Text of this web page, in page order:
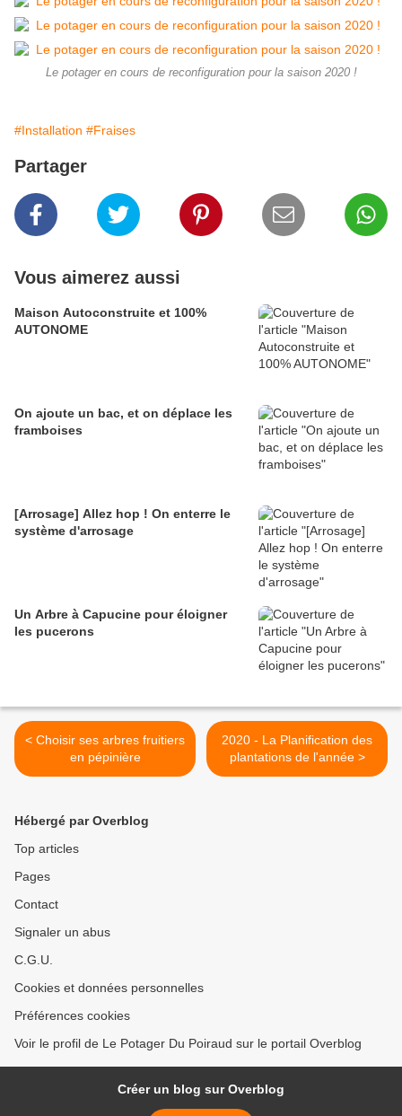
Le potager en cours de reconfiguration pour la saison 2020 !
#Installation #Fraises
Partager
Vous aimerez aussi
Maison Autoconstruite et 100%
AUTONOME
On ajoute un bac, et on déplace les
framboises
[Arrosage] Allez hop ! On enterre le
système d'arrosage
Un Arbre à Capucine pour éloigner
les pucerons
< Choisir ses arbres fruitiers
en pépinière
2020 - La Planification des
plantations de l'année >
Hébergé par Overblog
Top articles
Pages
Contact
Signaler un abus
C.G.U.
Cookies et données personnelles
Préférences cookies
Voir le profil de Le Potager Du Poiraud sur le portail Overblog
Créer un blog sur Overblog